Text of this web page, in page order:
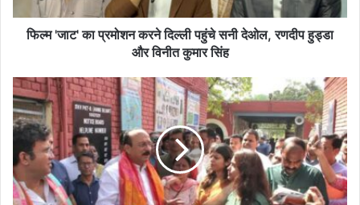
देओल,
रणदीप
विनीत
कुमार
सिंह
फिल्म 'जाट' का प्रमोशन करने दिल्ली पहुंचे सनी देओल, रणदीप हुड्डा
और विनीत कुमार सिंह
शिक्षा
मंत्री
ने
पटपड़गंज
विधानसभा
क्षेत्र